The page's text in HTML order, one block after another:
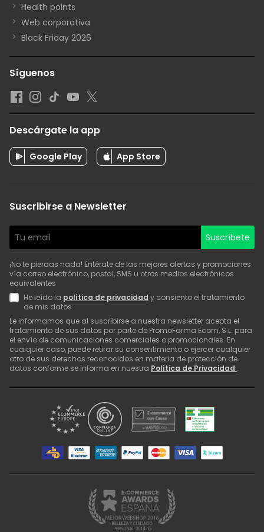
Health points
Web corporativa
Black Friday 2026
Síguenos
Descárgate la app
Google Play App Store
Suscribirse a Newsletter
Suscríbete
¡No te pierdas nada! Entérate de las mejores ofertas y promociones
vía correo electrónico, postal, SMS u otros medios electrónicos
equivalentes
He leído la política de privacidad y consiento el tratamiento
de mis datos
Le informamos que al suscribirse a nuestra newsletter acepta el
tratamiento de sus datos por parte de PromoFarma Ecom, S.L. para
el envío de comunicaciones comerciales o promocionales. En
cualquier caso, puede retirar su consentimiento o ejercer cualquier
otro de sus derechos reconocidos en materia de protección de
datos conforme se informa en nuestra Política de Privacidad .